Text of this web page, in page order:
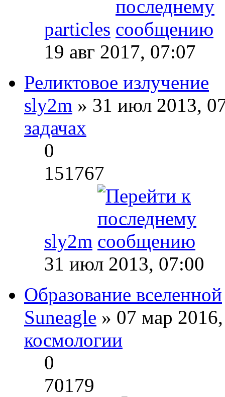
particles
19 авг 2017, 07:07
Реликтовое излучение
sly2m » 31 июл 2013,
задачах
0
151767
sly2m
31 июл 2013, 07:00
Образование вселенной
Suneagle » 07 мар
космологии
0
70179